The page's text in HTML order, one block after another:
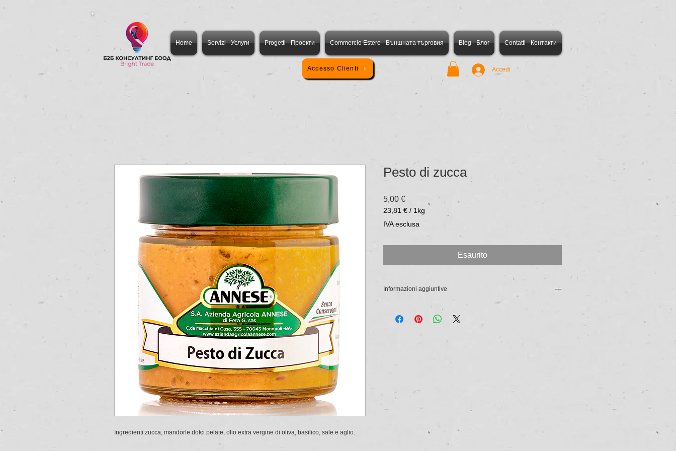
Accesso Clienti Accedi
Home Servizi - Услуги Progetti - Проекти Commercio Estero - Външната търговия Blog - Блог Contatti - Контакти
Ingredienti:zucca, mandorle dolci pelate, olio extra vergine di oliva, basilico, sale e aglio.
Pesto di zucca
5,00 €Prezzo
23,81 € / 1kg
23,81 €
IVA esclusa
Esaurito
Informazioni aggiuntive
Il pesto di zucca è realizzato con zucca, mandorle,
basilico e un pizzico d’aglio. Da avere sempre pronro in